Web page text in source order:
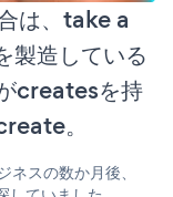
は、take a
製造している
createsを持
。
スの数か月後、